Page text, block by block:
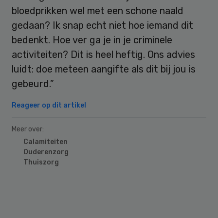
bloedprikken wel met een schone naald
gedaan? Ik snap echt niet hoe iemand dit
bedenkt. Hoe ver ga je in je criminele
activiteiten? Dit is heel heftig. Ons advies
luidt: doe meteen aangifte als dit bij jou is
gebeurd.”
Reageer op dit artikel
Meer over:
Calamiteiten
Ouderenzorg
Thuiszorg